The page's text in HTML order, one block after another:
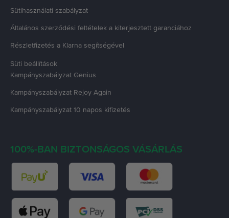
Sütihasználati szabályzat
Általános szerződési feltételek a kiterjesztett garanciához
Részletfizetés a Klarna segítségével
Süti beállítások
Kampányszabályzat Genius
Kampányszabályzat Rejoy Again
Kampányszabályzat 10 napos kifizetés
100%-BAN BIZTONSÁGOS VÁSÁRLÁS